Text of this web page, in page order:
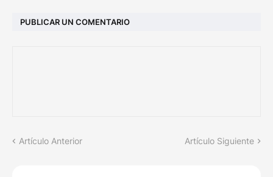
PUBLICAR UN COMENTARIO
Artículo Anterior Artículo Siguiente